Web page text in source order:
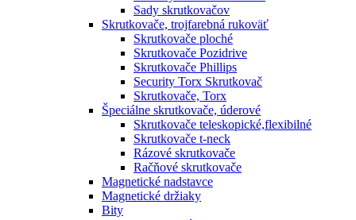
Sady skrutkovačov
Skrutkovače, trojfarebná rukoväť
Skrutkovače ploché
Skrutkovače Pozidrive
Skrutkovače Phillips
Security Torx Skrutkovač
Skrutkovače, Torx
Špeciálne skrutkovače, úderové
Skrutkovače teleskopické,flexibilné
Skrutkovače t-neck
Rázové skrutkovače
Račňové skrutkovače
Magnetické nadstavce
Magnetické držiaky
Bity